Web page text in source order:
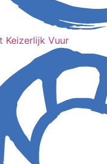
Keizerlijk Vuur